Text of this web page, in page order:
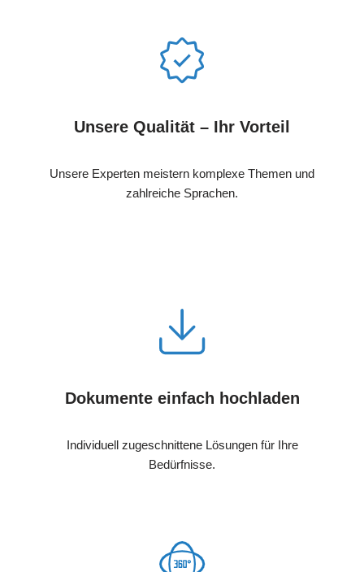
Unsere Qualität – Ihr Vorteil
Unsere Experten meistern komplexe Themen und
zahlreiche Sprachen.
Dokumente einfach hochladen
Individuell zugeschnittene Lösungen für Ihre
Bedürfnisse.